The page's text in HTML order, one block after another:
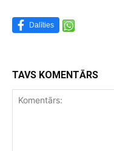
Dalīties
TAVS KOMENTĀRS